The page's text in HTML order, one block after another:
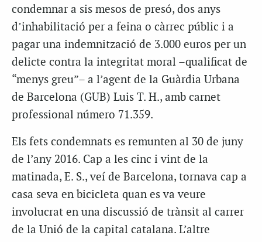
condemnar a sis mesos de presó, dos anys
d’inhabilitació per a feina o càrrec públic i a
pagar una indemnització de 3.000 euros per un
delicte contra la integritat moral –qualificat de
“menys greu”– a l’agent de la Guàrdia Urbana
de Barcelona (GUB) Luis T. H., amb carnet
professional número 71.359.
Els fets condemnats es remunten al 30 de juny
de l’any 2016. Cap a les cinc i vint de la
matinada, E. S., veí de Barcelona, tornava cap a
casa seva en bicicleta quan es va veure
involucrat en una discussió de trànsit al carrer
de la Unió de la capital catalana. L’altre